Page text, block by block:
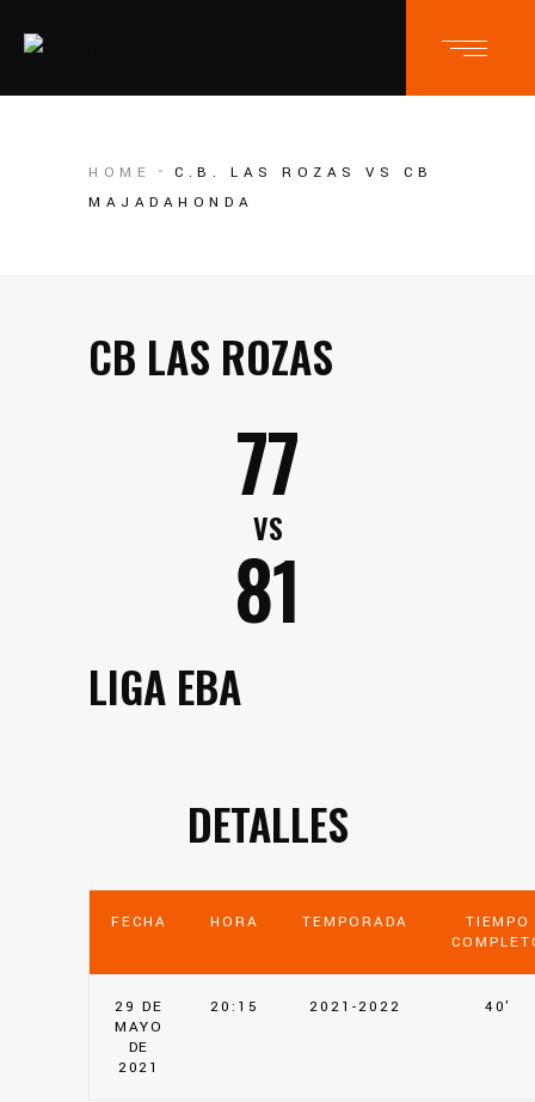
HOME
C.B. LAS ROZAS VS CB
MAJADAHONDA
CB LAS ROZAS
77
VS
81
LIGA EBA
DETALLES
FECHA HORA TEMPORADA
TIEMPO
29 DE
MAYO
DE
2021
20:15 2021-2022 40'